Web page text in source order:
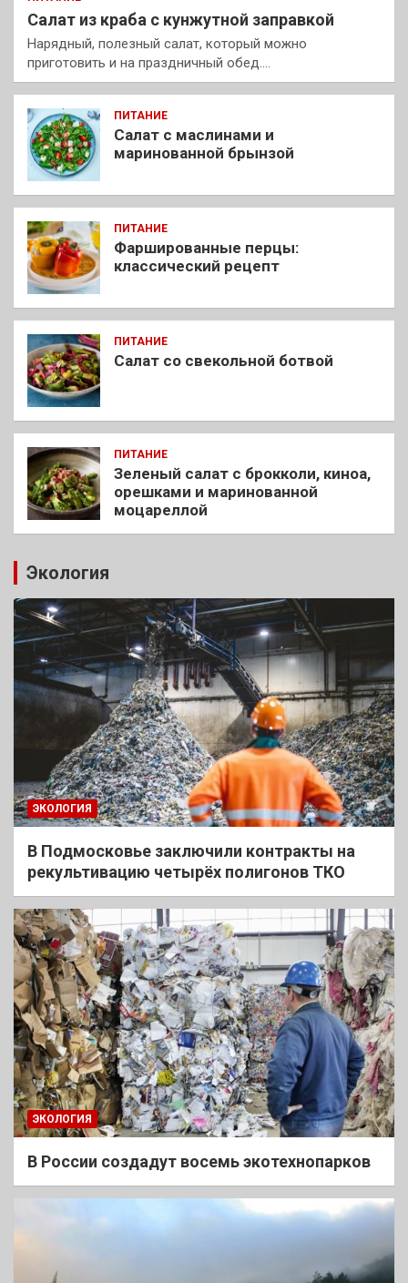
Салат из краба с кунжутной заправкой
Нарядный, полезный салат, который можно
приготовить и на праздничный обед.…
ПИТАНИЕ
Салат с маслинами и
маринованной брынзой
ПИТАНИЕ
Фаршированные перцы:
классический рецепт
ПИТАНИЕ
Салат со свекольной ботвой
ПИТАНИЕ
Зеленый салат с брокколи, киноа,
орешками и маринованной
моцареллой
Экология
ЭКОЛОГИЯ
В Подмосковье заключили контракты на
рекультивацию четырёх полигонов ТКО
ЭКОЛОГИЯ
В России создадут восемь экотехнопарков